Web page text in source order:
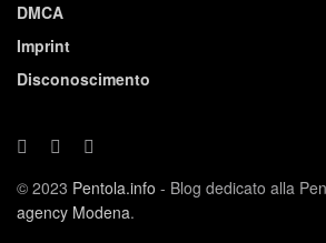
DMCA
Imprint
Disconoscimento
© 2023 Pentola.info - Blog dedicato alla
agency Modena.